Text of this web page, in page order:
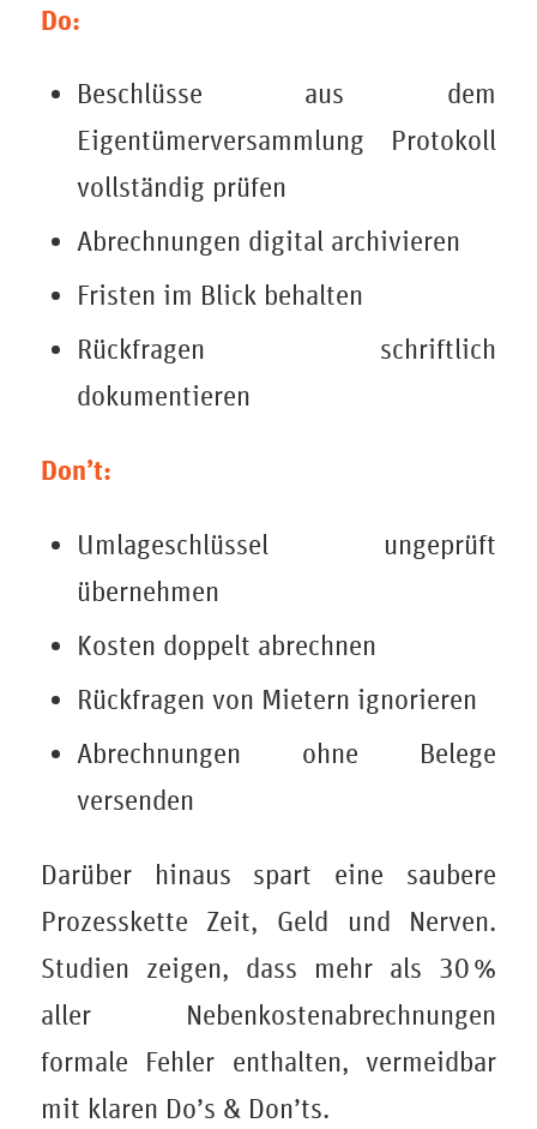
Do:
Beschlüsse aus dem
Eigentümerversammlung Protokoll
vollständig prüfen
Abrechnungen digital archivieren
Fristen im Blick behalten
Rückfragen schriftlich
dokumentieren
Don’t:
Umlageschlüssel ungeprüft
übernehmen
Kosten doppelt abrechnen
Rückfragen von Mietern ignorieren
Abrechnungen ohne Belege
versenden
Darüber hinaus spart eine saubere
Prozesskette Zeit, Geld und Nerven.
Studien zeigen, dass mehr als 30 %
aller Nebenkostenabrechnungen
formale Fehler enthalten, vermeidbar
mit klaren Do’s & Don’ts.